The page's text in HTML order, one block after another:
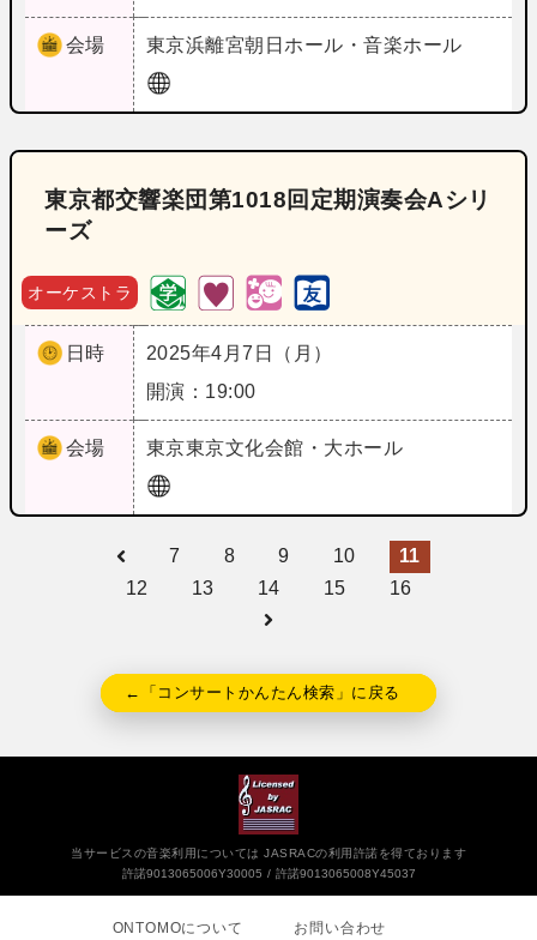
会場 東京浜離宮朝日ホール・音楽ホール
東京都交響楽団第1018回定期演奏会Aシリ
ーズ
オーケストラ
日時
2025年4月7日（月）
開演：19:00
会場 東京東京文化会館・大ホール
7 8 9 10
11
12
13 14 15 16
←「コンサートかんたん検索」に戻る
当サービスの音楽利用については JASRACの利用許諾を得ております
許諾9013065006Y30005
許諾9013065008Y45037
ONTOMOについて お問い合わせ